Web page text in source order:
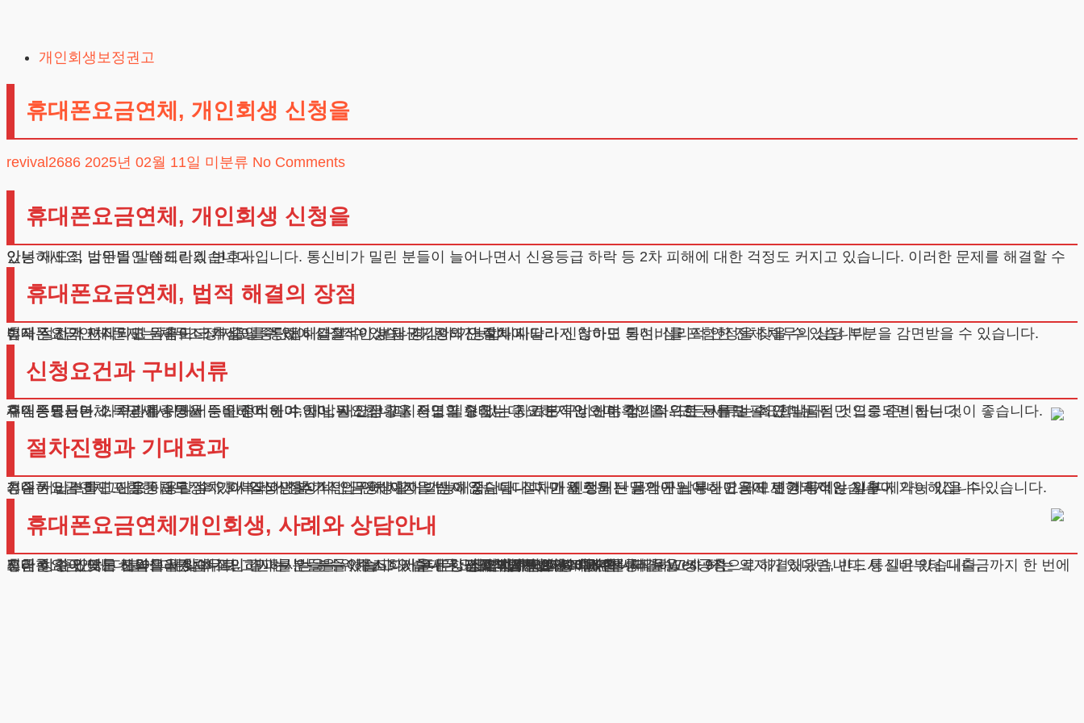
content
개인회생보정권고
휴대폰요금연체, 개인회생 신청을
revival2686 2025년 02월 11일 미분류 No Comments
휴대폰요금연체, 개인회생 신청을
안녕하세요, 법무법인 테헤란의 변호사입니다. 통신비가 밀린 분들이 늘어나면서 신용등급 하락 등 2차 피해에 대한 걱정도 커지고 있습니다. 이러한 문제를 해결할 수 있는 제도적 방안을 말씀드리겠습니다.
휴대폰요금연체, 법적 해결의 장점
휴대폰요금연체 문제는 채무조정 제도를 통해 해결할 수 있습니다. 정해진 절차에 따라 신청하면 통신비를 포함한 전체 채무의 상당 부분을 감면받을 수 있습니다.
이자는 전액 면제되고 원금도 크게 줄일 수 있어 실질적인 부담 경감이 가능합니다.
법적 절차가 시작되면 독촉이나 추심이 중단됩니다. 더 이상 채권기관의 연락에 시달리지 않아도 되며, 심리적 안정을 찾을 수 있습니다.
신청요건과 구비서류
휴대폰요금연체, 처리를 위해서는 안정적인 수입이 필요합니다. 직업의 형태는 중요하지 않으며, 정기적으로 돈을 벌 수 있다는 점만 입증되면 됩니다.
재직증명서나 소득명세서 등을 준비해야 하며, 체납된 요금 고지서도 필요합니다. 기본적인 신분확인을 위한 서류도 필요합니다.
주민등록등본, 가족관계증명서 등을 준비해야 하며, 재산상황을 증명할 수 있는 자료도 구비해야 합니다. 모든 서류는 최근 발급된 것으로 준비하는 것이 좋습니다.
절차진행과 기대효과
휴대폰요금연체 포함한 채무정리가 시작되면 추가적인 연체이자 발생이 중단됩니다. 매월 정해진 금액만 납부하면 되므로 계획적인 지출이 가능해집니다.
성실히 납부하면 신용등급도 점차 회복되어 정상적인 금융생활이 가능해집니다. 절차가 진행되는 동안에는 통신이용이 제한되지 않습니다.
기존 서비스를 그대로 이용할 수 있어 일상생활이나 업무에 지장을 받지 않습니다. 다만 새로운 단말기 구입이나 요금제 변경 등에는 일부 제약이 있을 수 있습니다.
휴대폰요금연체개인회생, 사례와 상담안내
휴대폰요금연체 더불어 다른 채무로 고민하시는 분들이 늘고 있습니다. 저희 법무법인은 이러한 사례들을 성공적으로 해결해왔습니다. 통신비부터 대출금까지 한 번에 정리할 수 있도록 도와드리겠습니다.
또한 상황에 맞는 전략을 세워 최적의 결과를 얻을 수 있습니다. 휴대폰요금연체개인회생, 문제를 해결하고자 하는 의지가 있다면, 반드시 길은 있습니다.
지금 이 순간에도 해결책을 찾아 고민하시는 분들을 위해 저희가 든든한 조력자가 되어드리겠습니다.
상호 : 법무법인 테헤란
사업자 : 589-86-01340
대표자 : 이수학
주소 : 서울시 강남구 테헤란로 420, KT선릉타워West 9층
광고책임변호사 : 이수학